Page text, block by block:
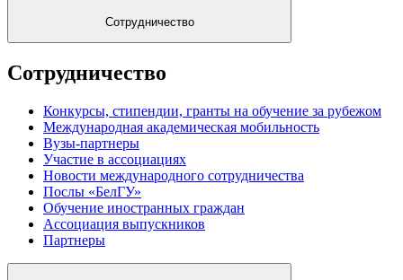
Сотрудничество
Сотрудничество
Конкурсы, стипендии, гранты на обучение за рубежом
Международная академическая мобильность
Вузы-партнеры
Участие в ассоциациях
Новости международного сотрудничества
Послы «БелГУ»
Обучение иностранных граждан
Ассоциация выпускников
Партнеры